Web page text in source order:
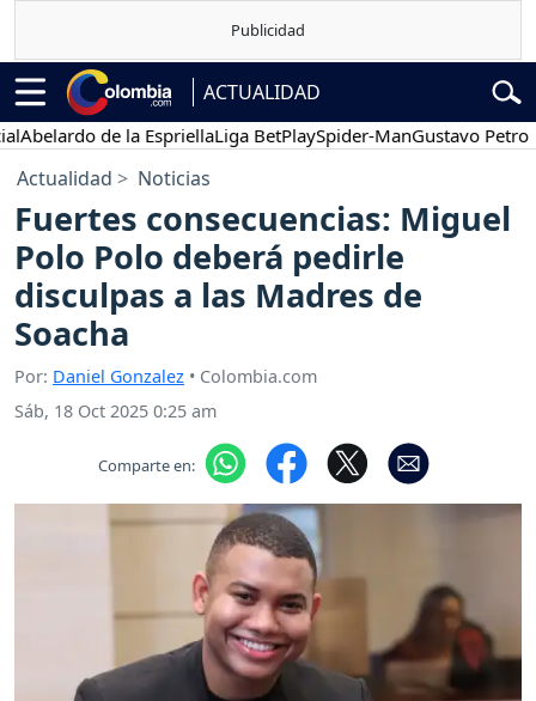
ACTUALIDAD
de la EspriellaLiga BetPlaySpider-ManGustavo Petro
Actualidad Noticias
Fuertes consecuencias: Miguel
Polo Polo deberá pedirle
disculpas a las Madres de
Soacha
Por: Daniel Gonzalez • Colombia.com
Sáb, 18 Oct 2025 0:25 am
Comparte en: